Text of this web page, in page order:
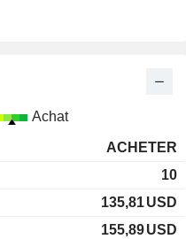
Achat
ACHETER
10
135,81USD
155,89USD